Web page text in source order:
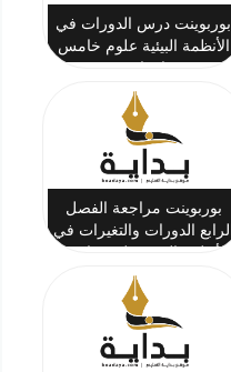
بوربوينت درس الدورات في
الأنظمة البيئية علوم خامس
بوربوينت مراجعة الفصل
الرابع الدورات والتغيرات في
ابتدائي